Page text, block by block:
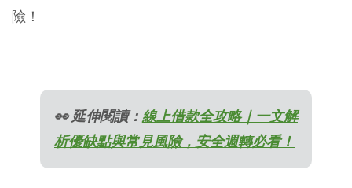
險！
👀 延伸閱讀： 線上借款全攻略｜一文解
析優缺點與常見風險，安全週轉必看！